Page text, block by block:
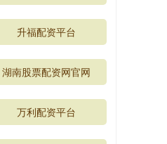
升福配资平台
湖南股票配资网官网
万利配资平台